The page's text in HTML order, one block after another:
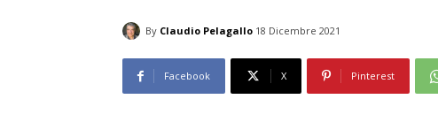
By Claudio Pelagallo 18 Dicembre 2021
Facebook X Pinterest